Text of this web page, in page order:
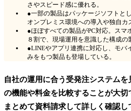
さやスピード感に優れる。
●一部の製品はパッケージソフトと
オンプレミス環境への導入や独自カ
●ほぼすべての製品がPC対応。スマ
８割で、現場運用を意識した構成の
●LINEやアプリ連携に対応し、モバ
みをもつ製品も登場している。
自社の運用に合う受発注システム
の機能や料金を比較することが大切
まとめて資料請求して詳しく確認し